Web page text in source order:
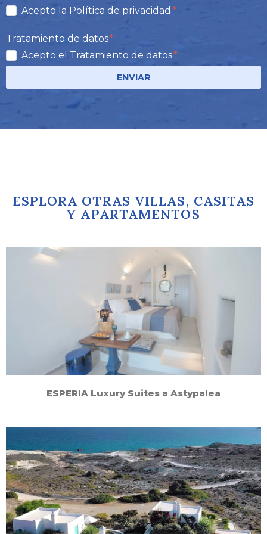
Acepto la Política de privacidad
Tratamiento de datos
Acepto el Tratamiento de datos
ENVIAR
ESPLORA OTRAS VILLAS, CASITAS
Y APARTAMENTOS
ESPERIA Luxury Suites a Astypalea